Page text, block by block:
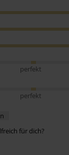
perfekt
perfekt
für dich?